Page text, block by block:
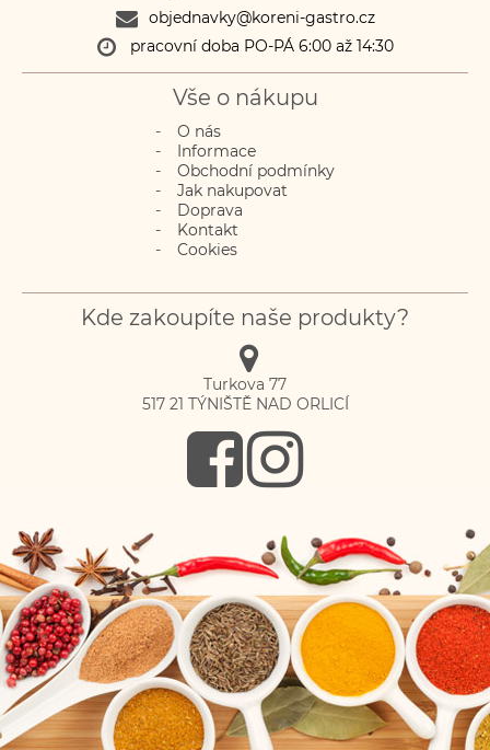
objednavky@koreni-gastro.cz
pracovní doba PO-PÁ 6:00 až 14:30
Vše o nákupu
O nás
Informace
Obchodní podmínky
Jak nakupovat
Doprava
Kontakt
Cookies
Kde zakoupíte naše produkty?
Turkova 77
517 21 TÝNIŠTĚ NAD ORLICÍ